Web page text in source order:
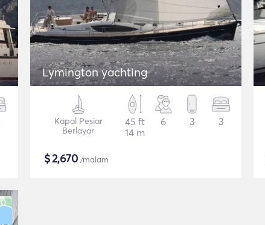
Lymington yachting
Kapal Pesiar
Berlayar
45 ft
14 m
6 3 3
$2,670 /malam